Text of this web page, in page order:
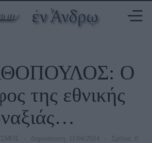
Ο
της εθνικής
Δημοσίευση: 11/04/2024 Σχόλια: 0